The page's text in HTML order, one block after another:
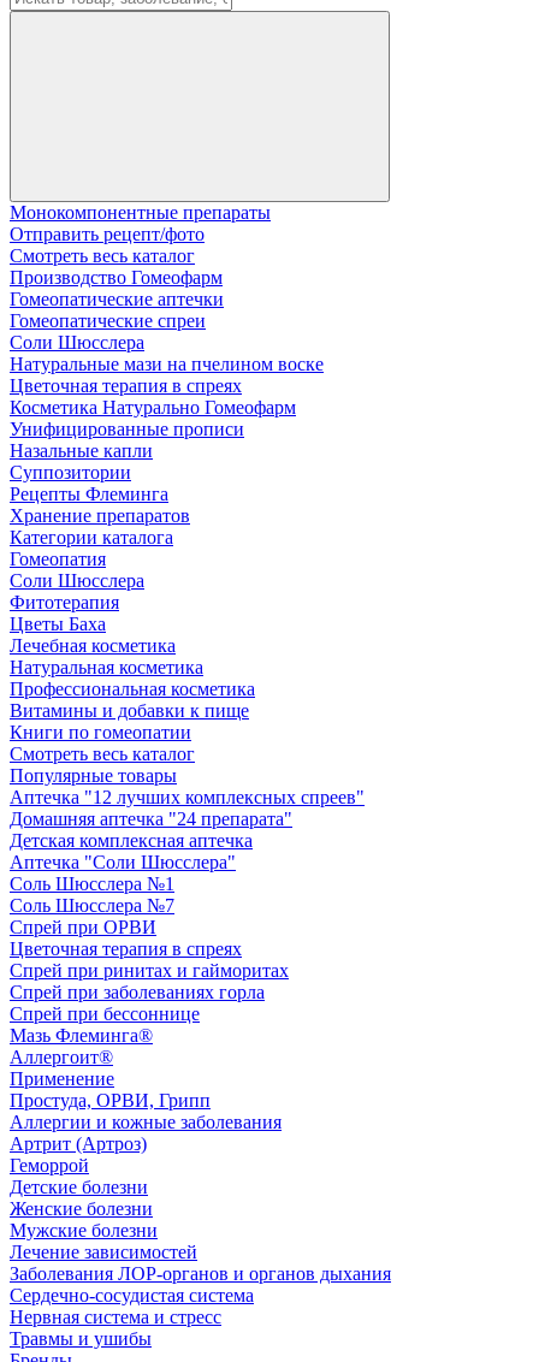
Монокомпонентные препараты
Отправить рецепт/фото
Смотреть весь каталог
Производство Гомеофарм
Гомеопатические аптечки
Гомеопатические спреи
Соли Шюсслера
Натуральные мази на пчелином воске
Цветочная терапия в спреях
Косметика Натурально Гомеофарм
Унифицированные прописи
Назальные капли
Суппозитории
Рецепты Флеминга
Хранение препаратов
Категории каталога
Гомеопатия
Соли Шюсслера
Фитотерапия
Цветы Баха
Лечебная косметика
Натуральная косметика
Профессиональная косметика
Витамины и добавки к пище
Книги по гомеопатии
Смотреть весь каталог
Популярные товары
Аптечка "12 лучших комплексных спреев"
Домашняя аптечка "24 препарата"
Детская комплексная аптечка
Аптечка "Соли Шюсслера"
Соль Шюсслера №1
Соль Шюсслера №7
Спрей при ОРВИ
Цветочная терапия в спреях
Спрей при ринитах и гайморитах
Спрей при заболеваниях горла
Спрей при бессоннице
Мазь Флеминга®
Аллергоит®
Применение
Простуда, ОРВИ, Грипп
Аллергии и кожные заболевания
Артрит (Артроз)
Геморрой
Детские болезни
Женские болезни
Мужские болезни
Лечение зависимостей
Заболевания ЛОР-органов и органов дыхания
Сердечно-сосудистая система
Нервная система и стресс
Травмы и ушибы